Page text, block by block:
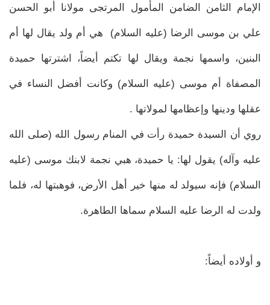
الإمام الثامن الضامن المأمول المرتجى مولانا أبو الحسن
علي بن موسى الرضا (عليه السلام) هي أم ولد يقال لها أم
البنين، واسمها نجمة ويقال لها تكتم أيضاً، اشترتها حميدة
المصفاة أم موسى (عليه السلام) وكانت أفضل النساء في
عقلها ودينها وإعظامها لمولاتها .
روي أن السيدة حميدة رأت في المنام رسول الله (صلى الله
عليه وآله) يقول لها: يا حميدة، هبي نجمة لابنك موسى (عليه
السلام) فإنه سيولد له منها خير أهل الأرض، فوهبتها له، فلما
ولدت له الرضا عليه السلام سماها الطاهرة.
و أولاده أيضاً: